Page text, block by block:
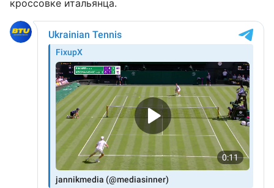
кроссовке итальянца.